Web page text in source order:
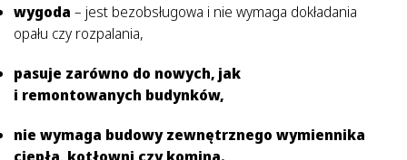
wygoda – jest bezobsługowa i nie wymaga dokładania
opału czy rozpalania,
pasuje zarówno do nowych, jak
i remontowanych budynków,
nie wymaga budowy zewnętrznego wymiennika